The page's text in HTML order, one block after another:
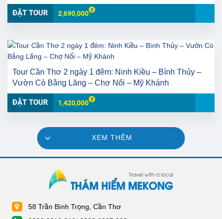
ĐẶT TOUR 2,690,000
Tour Cần Thơ 2 ngày 1 đêm: Ninh Kiều – Bình Thủy –
Vườn Cò Bằng Lăng – Chợ Nổi – Mỹ Khánh
ĐẶT TOUR 1,420,000
XEM THÊM
58 Trần Bình Trọng, Cần Thơ